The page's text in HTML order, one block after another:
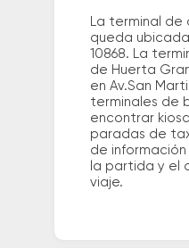
La terminal de
queda ubicada
10868. La
de Huerta
en Av.San
terminales de
encontrar
paradas de
de
la partida y el
viaje.